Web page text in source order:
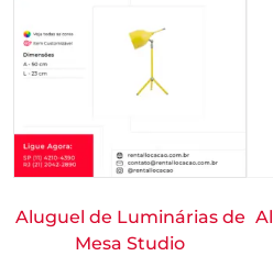
Aluguel de Luminárias de
Mesa Studio